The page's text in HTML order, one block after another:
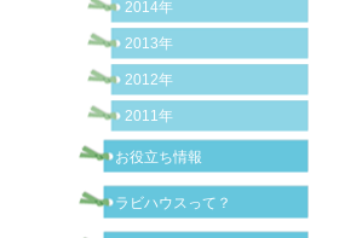
2014年
2013年
2012年
2011年
お役立ち情報
ラビハウスって？